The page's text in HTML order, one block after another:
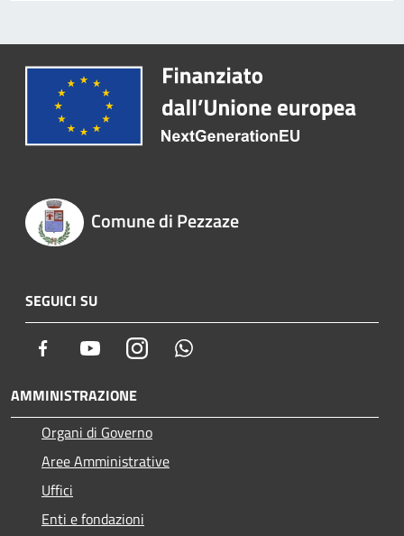
Comune di Pezzaze
SEGUICI SU
Facebook YoutubeInstagram
AMMINISTRAZIONE
Organi di Governo
Aree Amministrative
Uffici
Enti e fondazioni